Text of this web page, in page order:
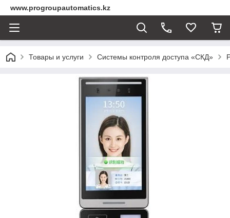
www.progroupautomatics.kz
Товары и услуги Системы контроля доступа «СКД»